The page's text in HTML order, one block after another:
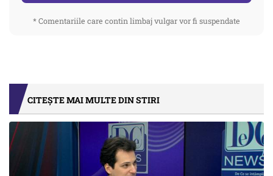
* Comentariile care contin limbaj vulgar vor fi suspendate
CITEȘTE MAI MULTE DIN STIRI